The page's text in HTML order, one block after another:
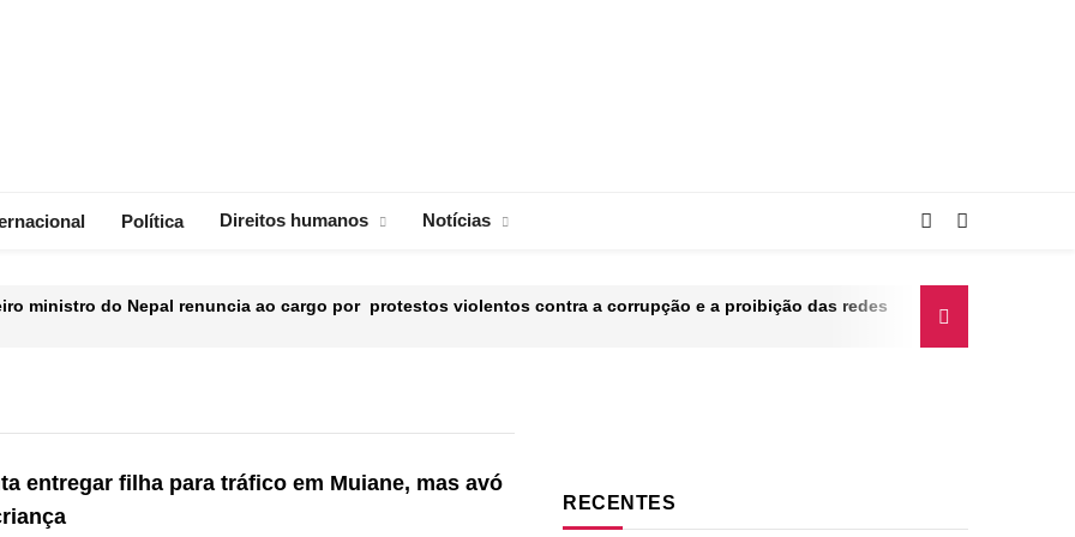
Política Direitos humanos Notícias
ministro do Nepal renuncia ao cargo por protestos violentos contra a corrupção e a proibição das redes
traição como presente Batman morre na vida real aos 65 anos
entregar filha para tráfico em Muiane, mas avó
RECENTES